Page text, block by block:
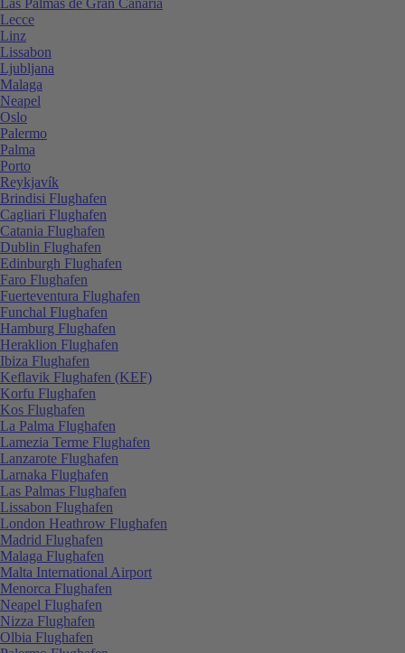
Lecce
Linz
Lissabon
Ljubljana
Malaga
Neapel
Oslo
Palermo
Palma
Porto
Reykjavík
Brindisi Flughafen
Cagliari Flughafen
Catania Flughafen
Dublin Flughafen
Edinburgh Flughafen
Faro Flughafen
Fuerteventura Flughafen
Funchal Flughafen
Hamburg Flughafen
Heraklion Flughafen
Ibiza Flughafen
Keflavik Flughafen (KEF)
Korfu Flughafen
Kos Flughafen
La Palma Flughafen
Lamezia Terme Flughafen
Lanzarote Flughafen
Larnaka Flughafen
Las Palmas Flughafen
Lissabon Flughafen
London Heathrow Flughafen
Madrid Flughafen
Malaga Flughafen
Malta International Airport
Menorca Flughafen
Neapel Flughafen
Nizza Flughafen
Olbia Flughafen